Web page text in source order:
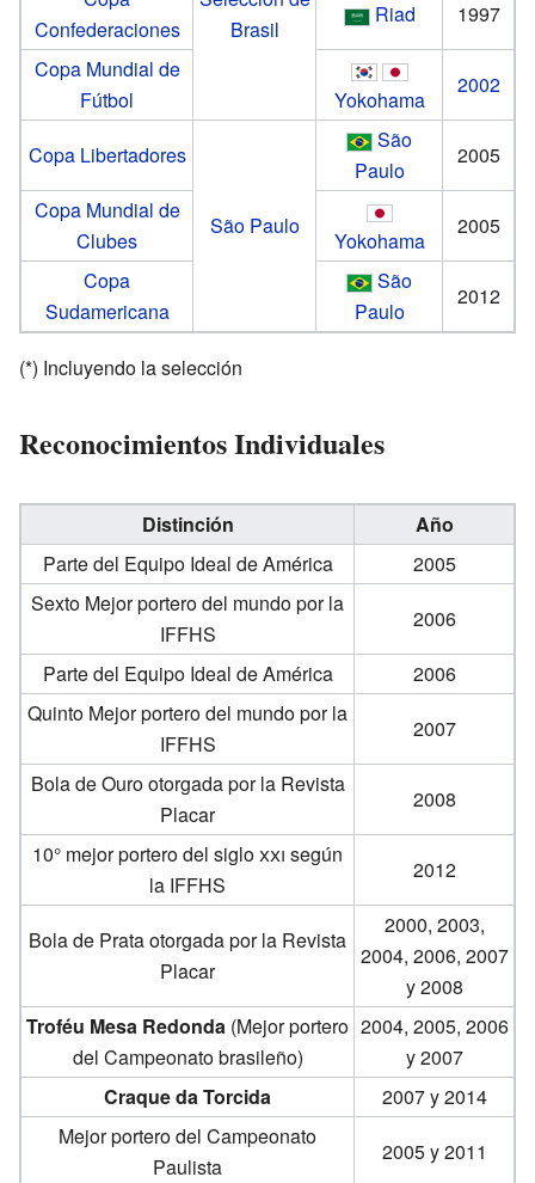
Brasil
Confederaciones
Riad
1997
Copa Mundial de
Fútbol
Yokohama
2002
Copa Libertadores
São Paulo
São
Paulo
2005
Copa Mundial de
Clubes
Yokohama
2005
Copa
Sudamericana
São
Paulo
2012
(*) Incluyendo la selección
Reconocimientos Individuales
Distinción
Año
Parte del Equipo Ideal de América
2005
Sexto Mejor portero del mundo por la
IFFHS
2006
Parte del Equipo Ideal de América
2006
Quinto Mejor portero del mundo por la
IFFHS
2007
Bola de Ouro otorgada por la Revista
Placar
2008
10° mejor portero del sigloxxi según
la IFFHS
2012
Bola de Prata otorgada por la Revista
Placar
2000, 2003,
2004, 2006, 2007
y 2008
Troféu Mesa Redonda (Mejor portero
del Campeonato brasileño)
2004, 2005, 2006
y 2007
Craque da Torcida
2007 y 2014
Mejor portero del Campeonato
Paulista
2005 y 2011